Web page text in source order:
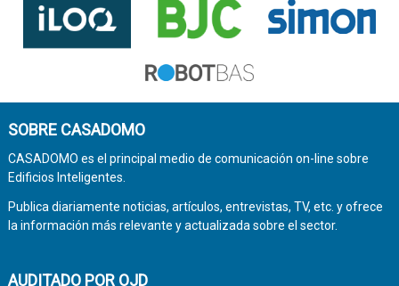
SOBRE CASADOMO
CASADOMO es el principal medio de comunicación on-line sobre
Edificios Inteligentes.
Publica diariamente noticias, artículos, entrevistas, TV, etc. y ofrece
la información más relevante y actualizada sobre el sector.
AUDITADO POR OJD